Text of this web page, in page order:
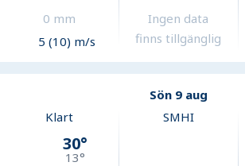
0 mm
5 (10) m/s
Ingen data
finns tillgänglig
Sön 9 aug
Klart
30°
13°
SMHI